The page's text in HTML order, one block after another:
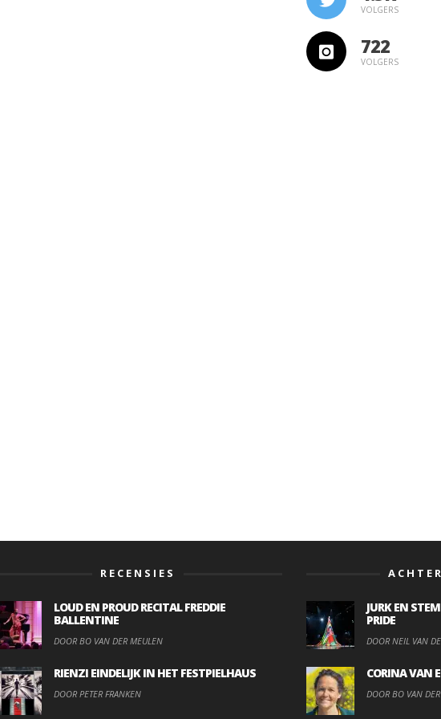
VOLGERS
722
VOLGERS
RECENSIES
LOUD EN PROUD RECITAL FREDDIE
BALLENTINE
DOOR BO VAN DER MEULEN
RIENZI EINDELIJK IN HET FESTPIELHAUS
DOOR PETER FRANKEN
JURK EN
PRIDE
DOOR NEIL VAN
CORINA VAN
DOOR BO VAN